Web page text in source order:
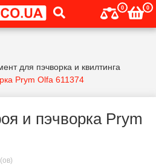
0 0
для пэчворка и квилтинга
Prym Olfa 611374
и пэчворка Prym